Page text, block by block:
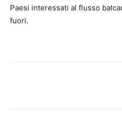
Paesi interessati al flusso
fuori.